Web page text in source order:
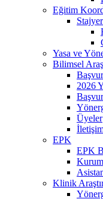
Eğitim
Yasa ve
Bilimsel
2026
Üyeler
EPK
EPK
Klinik